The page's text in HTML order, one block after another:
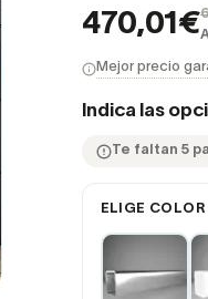
470,01€
Mejor precio
Indica las
Te faltan 5
ELIGE COLOR